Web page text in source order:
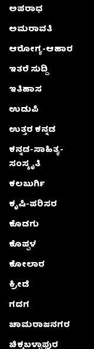
ಅಪರಾಧ
ಅಮರಾವತಿ
ಆರೋಗ್ಯ-ಆಹಾರ
ಇತರೆ ಸುದ್ದಿ
ಇತಿಹಾಸ
ಉಡುಪಿ
ಉತ್ತರ ಕನ್ನಡ
ಕನ್ನಡ-ಸಾಹಿತ್ಯ-
ಸಂಸ್ಕೃತಿ
ಕಲಬುರ್ಗಿ
ಕೃಷಿ-ಪರಿಸರ
ಕೊಡಗು
ಕೊಪ್ಪಳ
ಕೋಲಾರ
ಕ್ರೀಡೆ
ಗದಗ
ಚಾಮರಾಜನಗರ
ಚಿಕ್ಕಬಳ್ಳಾಫುರ